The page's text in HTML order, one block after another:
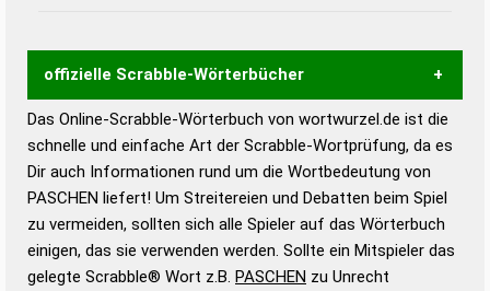
offizielle Scrabble-Wörterbücher
Wortwurzel liefert mit Hilfe eines semantischen
Wortanalyse-Algorithmus gute Anhaltspunkte zu
Wortbedeutung, Worttrennung und Wortform, um die
Gültigkeit eines Wortes für das Scrabble-Spiel zu
bestimmen!
zugelassene Turnier Scrabble-
Wörterbücher sind:
Das Online-Scrabble-Wörterbuch von wortwurzel.de ist die
schnelle und einfache Art der Scrabble-Wortprüfung, da es
Dir auch Informationen rund um die Wortbedeutung von
PASCHEN liefert! Um Streitereien und Debatten beim Spiel
zu vermeiden, sollten sich alle Spieler auf das Wörterbuch
einigen, das sie verwenden werden. Sollte ein Mitspieler das
gelegte Scrabble® Wort z.B. PASCHEN zu Unrecht